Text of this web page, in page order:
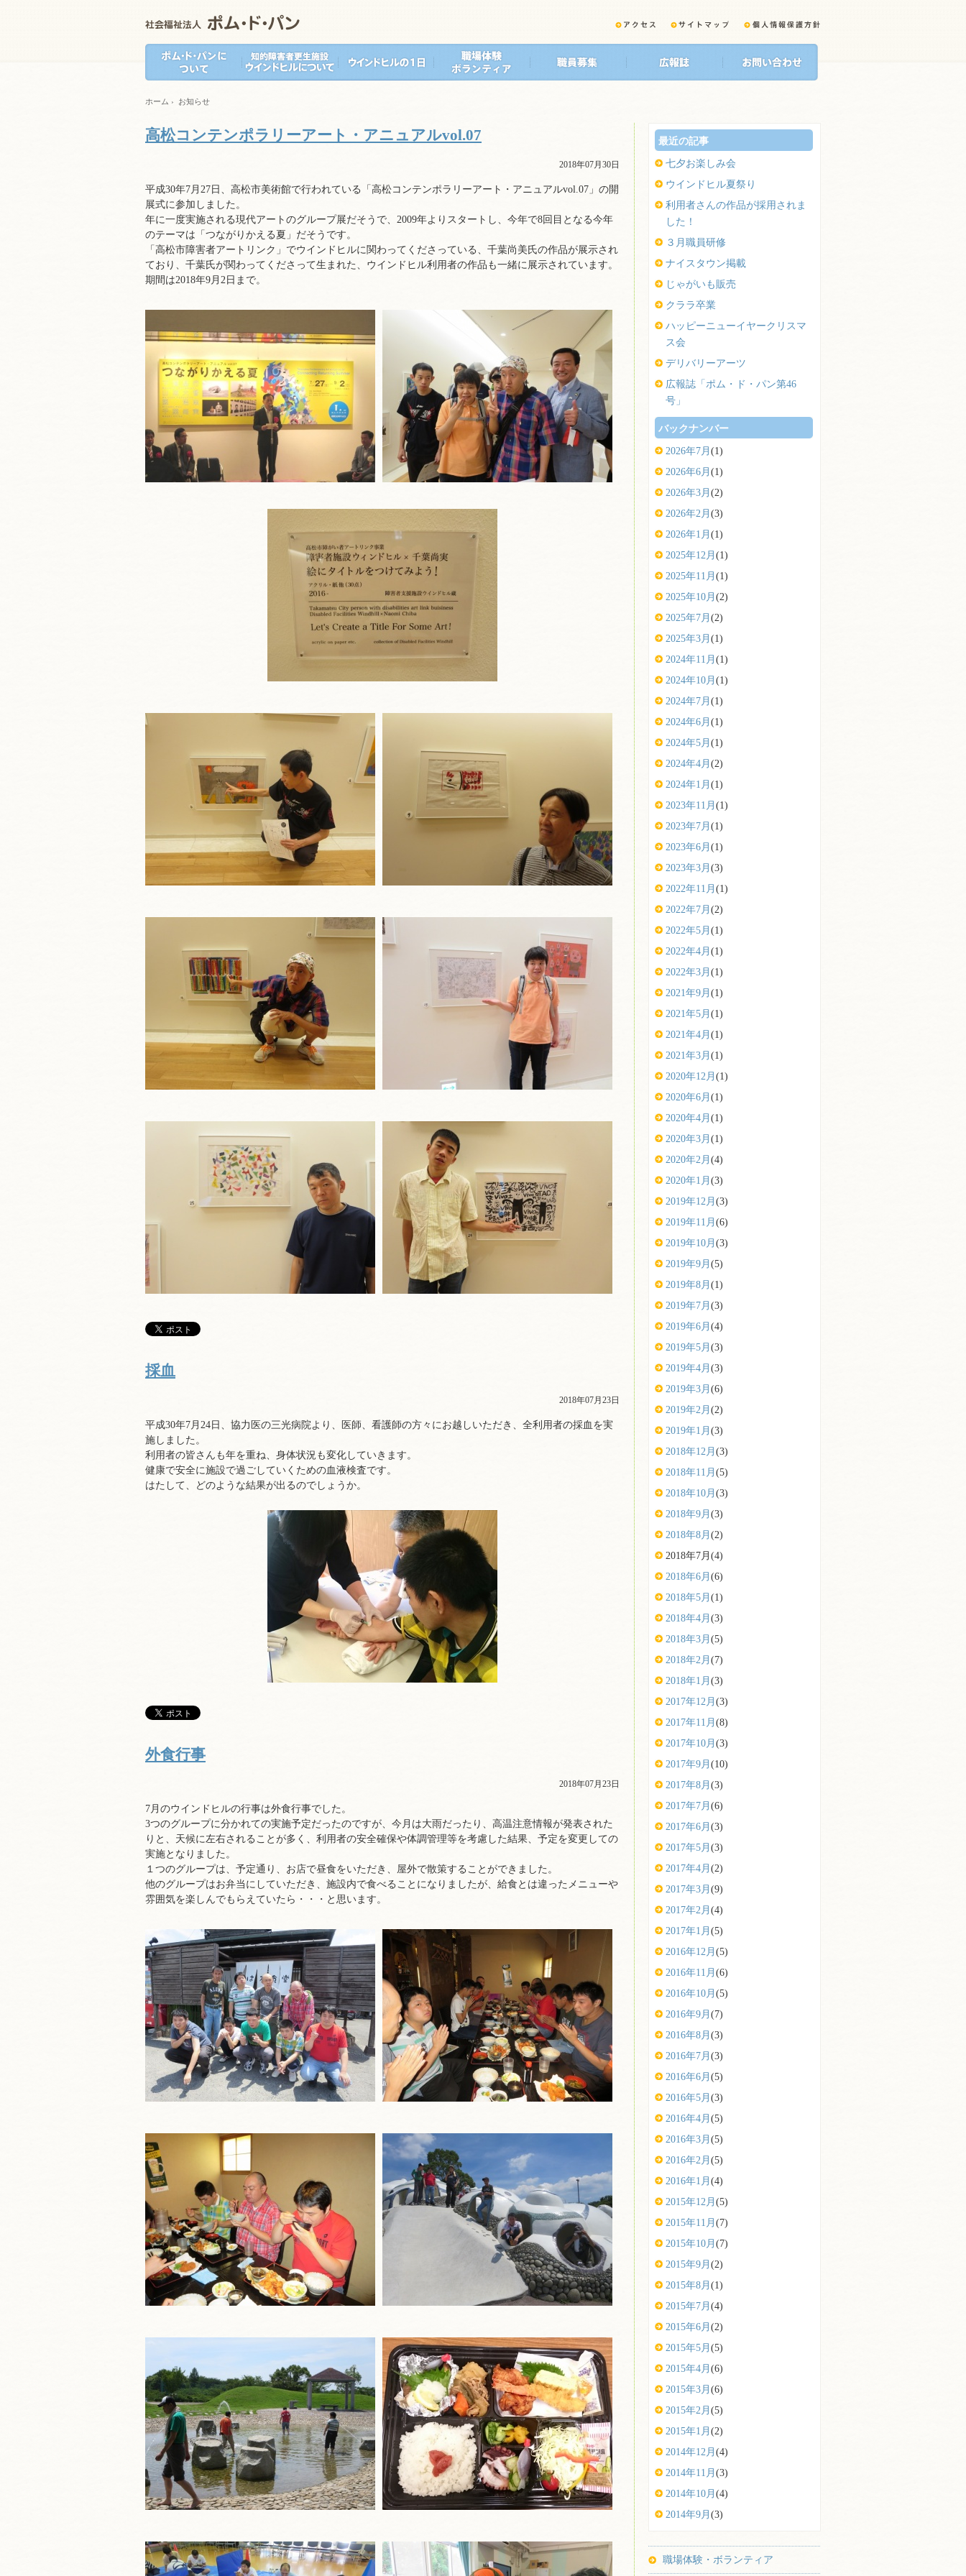
ホーム › お知らせ
高松コンテンポラリーアート・アニュアルvol.07
2018年07月30日
平成30年7月27日、高松市美術館で行われている「高松コンテンポラリーアート・アニュアルvol.07」の開
展式に参加しました。
年に一度実施される現代アートのグループ展だそうで、2009年よりスタートし、今年で8回目となる今年
のテーマは「つながりかえる夏」だそうです。
「高松市障害者アートリンク」でウインドヒルに関わってくださっている、千葉尚美氏の作品が展示され
ており、千葉氏が関わってくださって生まれた、ウインドヒル利用者の作品も一緒に展示されています。
期間は2018年9月2日まで。
採血
2018年07月23日
平成30年7月24日、協力医の三光病院より、医師、看護師の方々にお越しいただき、全利用者の採血を実
施しました。
利用者の皆さんも年を重ね、身体状況も変化していきます。
健康で安全に施設で過ごしていくための血液検査です。
はたして、どのような結果が出るのでしょうか。
外食行事
2018年07月23日
7月のウインドヒルの行事は外食行事でした。
3つのグループに分かれての実施予定だったのですが、今月は大雨だったり、高温注意情報が発表された
りと、天候に左右されることが多く、利用者の安全確保や体調管理等を考慮した結果、予定を変更しての
実施となりました。
１つのグループは、予定通り、お店で昼食をいただき、屋外で散策することができました。
他のグループはお弁当にしていただき、施設内で食べることになりましたが、給食とは違ったメニューや
雰囲気を楽しんでもらえていたら・・・と思います。
最近の記事
七夕お楽しみ会
ウインドヒル夏祭り
利用者さんの作品が採用されま
した！
３月職員研修
ナイスタウン掲載
じゃがいも販売
クララ卒業
ハッピーニューイヤークリスマ
ス会
デリバリーアーツ
広報誌「ポム・ド・パン第46
号」
バックナンバー
2026年7月 (1)
2026年6月 (1)
2026年3月 (2)
2026年2月 (3)
2026年1月 (1)
2025年12月 (1)
2025年11月 (1)
2025年10月 (2)
2025年7月 (2)
2025年3月 (1)
2024年11月 (1)
2024年10月 (1)
2024年7月 (1)
2024年6月 (1)
2024年5月 (1)
2024年4月 (2)
2024年1月 (1)
2023年11月 (1)
2023年7月 (1)
2023年6月 (1)
2023年3月 (3)
2022年11月 (1)
2022年7月 (2)
2022年5月 (1)
2022年4月 (1)
2022年3月 (1)
2021年9月 (1)
2021年5月 (1)
2021年4月 (1)
2021年3月 (1)
2020年12月 (1)
2020年6月 (1)
2020年4月 (1)
2020年3月 (1)
2020年2月 (4)
2020年1月 (3)
2019年12月 (3)
2019年11月 (6)
2019年10月 (3)
2019年9月 (5)
2019年8月 (1)
2019年7月 (3)
2019年6月 (4)
2019年5月 (3)
2019年4月 (3)
2019年3月 (6)
2019年2月 (2)
2019年1月 (3)
2018年12月 (3)
2018年11月 (5)
2018年10月 (3)
2018年9月 (3)
2018年8月 (2)
2018年7月 (4)
2018年6月 (6)
2018年5月 (1)
2018年4月 (3)
2018年3月 (5)
2018年2月 (7)
2018年1月 (3)
2017年12月 (3)
2017年11月 (8)
2017年10月 (3)
2017年9月 (10)
2017年8月 (3)
2017年7月 (6)
2017年6月 (3)
2017年5月 (3)
2017年4月 (2)
2017年3月 (9)
2017年2月 (4)
2017年1月 (5)
2016年12月 (5)
2016年11月 (6)
2016年10月 (5)
2016年9月 (7)
2016年8月 (3)
2016年7月 (3)
2016年6月 (5)
2016年5月 (3)
2016年4月 (5)
2016年3月 (5)
2016年2月 (5)
2016年1月 (4)
2015年12月 (5)
2015年11月 (7)
2015年10月 (7)
2015年9月 (2)
2015年8月 (1)
2015年7月 (4)
2015年6月 (2)
2015年5月 (5)
2015年4月 (6)
2015年3月 (6)
2015年2月 (5)
2015年1月 (2)
2014年12月 (4)
2014年11月 (3)
2014年10月 (4)
2014年9月 (3)
職場体験・ボランティア